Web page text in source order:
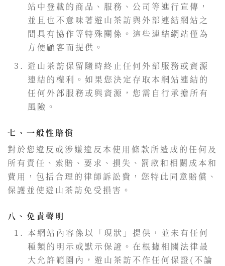
站中登載的商品、服務、公司等進行宣傳，
並且也不意味著遊山茶訪與外部連結網站之
間具有協作等特殊關係。這些連結網站僅為
方便顧客而提供。
遊山茶訪保留隨時終止任何外部服務或資源
連結的權利。如果您決定存取本網站連結的
任何外部服務或與資源，您需自行承擔所有
風險。
七、一般性賠償
對於您違反或涉嫌違反本使用條款所造成的任何及
所有責任、索賠、要求、損失、罰款和相關成本和
費用，包括合理的律師訴訟費，您特此同意賠償、
保護並使遊山茶訪免受損害。
八、免責聲明
本網站內容係以「現狀」提供，並未有任何
種類的明示或默示保證。在根據相關法律最
大允許範圍內，遊山茶訪不作任何保證(不論